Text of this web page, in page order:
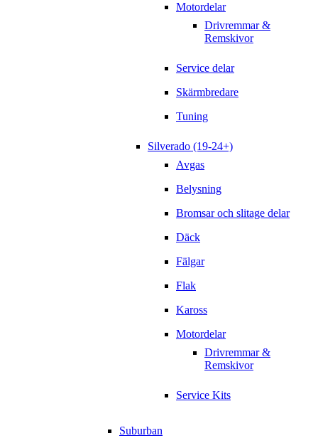
Motordelar
Drivremmar &
Remskivor
Service delar
Skärmbredare
Tuning
Silverado (19-24+)
Avgas
Belysning
Bromsar och slitage delar
Däck
Fälgar
Flak
Kaross
Motordelar
Drivremmar &
Remskivor
Service Kits
Suburban